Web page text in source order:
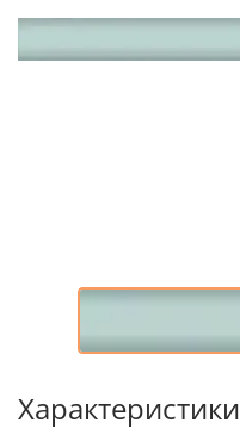
Характеристики